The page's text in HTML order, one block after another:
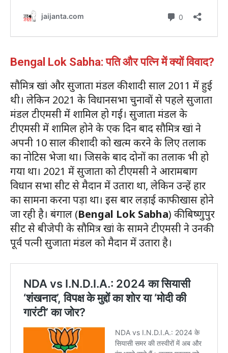
Bengal Lok Sabha: पति और पत्नि में क्यों विवाद?
सौमित्र खां और सुजाता मंडल की शादी साल 2011 में हुई
थी। लेकिन 2021 के विधानसभा चुनावों से पहले सुजाता
मंडल टीएमसी में शामिल हो गईं। सुजाता मंडल के
टीएमसी में शामिल होने के एक दिन बाद सौमित्र खां ने
अपनी 10 साल की शादी को खत्म करने के लिए तलाक
का नोटिस भेजा था। जिसके बाद दोनों का तलाक भी हो
गया था। 2021 में सुजाता को टीएमसी ने आरामबाग
विधान सभा सीट से मैदान में उतारा था, लेकिन उन्हें हार
का सामना करना पड़ा था। इस बार लड़ाई काफी खास होने
जा रही है। बंगाल (Bengal Lok Sabha) की बिष्णुपुर
सीट से बीजेपी के सौमित्र खां के सामने टीएमसी ने उनकी
पूर्व पत्नी सुजाता मंडल को मैदान में उतारा है।